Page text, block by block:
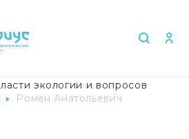
экологии и вопросов
Роман Анатольевич